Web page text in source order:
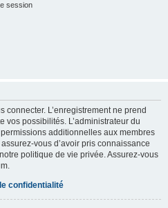
session
connecter. L’enregistrement ne prend
vos possibilités. L’administrateur du
additionnelles aux membres
vous d’avoir pris connaissance
politique de vie privée. Assurez-vous
confidentialité